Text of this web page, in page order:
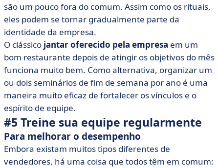
são um pouco fora do comum. Assim como os rituais,
eles podem se tornar gradualmente parte da
identidade da empresa.
O clássico jantar oferecido pela empresa em um
bom restaurante depois de atingir os objetivos do mês
funciona muito bem. Como alternativa, organizar um
ou dois seminários de fim de semana por ano é uma
maneira muito eficaz de fortalecer os vínculos e o
espírito de equipe.
#5 Treine sua equipe regularmente
Para melhorar o desempenho
Embora existam muitos tipos diferentes de
vendedores, há uma coisa que todos têm em comum: